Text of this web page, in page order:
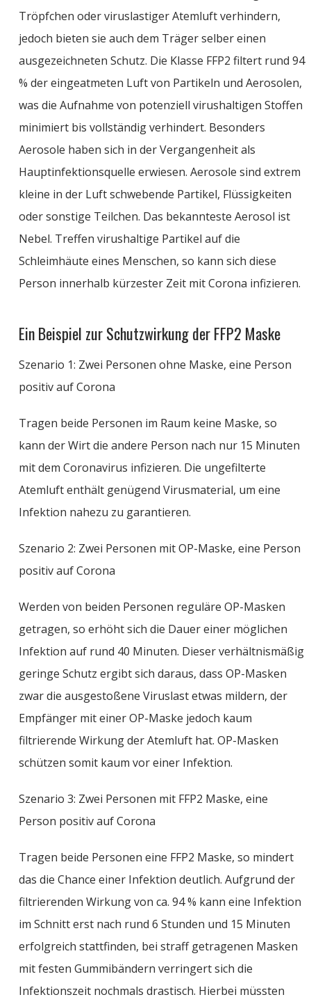
Tröpfchen oderviruslastigerAtemluft verhindern,
jedoch bieten sie auch dem Trägerselbereinen
ausgezeichneten Schutz. Die Klasse FFP2 filtert rund 94
% der eingeatmeten Luft von Partikeln und Aerosolen,
was die Aufnahme von potenziell virushaltigen Stoffen
minimiert bis vollständig verhindert. Besonders
Aerosole haben sich in der Vergangenheit als
Hauptinfektionsquelle erwiesen. Aerosole sind extrem
kleine in der Luft schwebende Partikel, Flüssigkeiten
oder sonstige Teilchen. Das bekannteste Aerosol ist
Nebel. Treffen virushaltige Partikel auf die
Schleimhäute eines Menschen, so kann sich diese
Person innerhalb kürzester Zeit mit Corona infizieren.
Ein Beispiel zur Schutzwirkung der FFP2 Maske
Szenario 1: Zwei Personen ohne Maske, eine Person
positiv auf Corona
Tragen beide Personen im Raum keine Maske, so
kann der Wirt die andere Person nach nur 15 Minuten
mit dem Coronavirus infizieren. Die ungefilterte
Atemluft enthält genügend Virusmaterial, um eine
Infektion nahezu zu garantieren.
Szenario 2: Zwei Personen mit OP-Maske, eine Person
positiv auf Corona
Werden von beiden Personen reguläre OP-Masken
getragen, so erhöht sich die Dauer einer möglichen
Infektion auf rund 40 Minuten. Dieser verhältnismäßig
geringe Schutz ergibt sich daraus, dass OP-Masken
zwar die ausgestoßene Viruslast etwas mildern, der
Empfänger mit einer OP-Maske jedoch kaum
filtrierende Wirkung der Atemluft hat. OP-Masken
schützen somit kaum vor einer Infektion.
Szenario 3: Zwei Personen mit FFP2 Maske, eine
Person positiv auf Corona
Tragen beide Personen eine FFP2 Maske, so mindert
das die Chance einer Infektion deutlich. Aufgrund der
filtrierenden Wirkung von ca. 94 % kann eine Infektion
im Schnitt erst nach rund 6 Stunden und 15 Minuten
erfolgreich stattfinden, bei straff getragenen Masken
mit festen Gummibändern verringert sich die
Infektionszeit nochmals drastisch. Hierbei müssten